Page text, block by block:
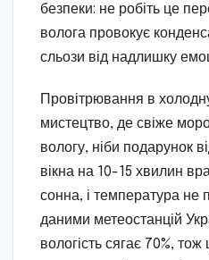
безпеки: не робіть це
волога провокує
сльози від надлишку
Провітрювання в
мистецтво, де свіже
вологу, ніби подарунок
вікна на 10-15 хвилин
сонна, і температура не
даними метеостанцій
вологість сягає 70%,